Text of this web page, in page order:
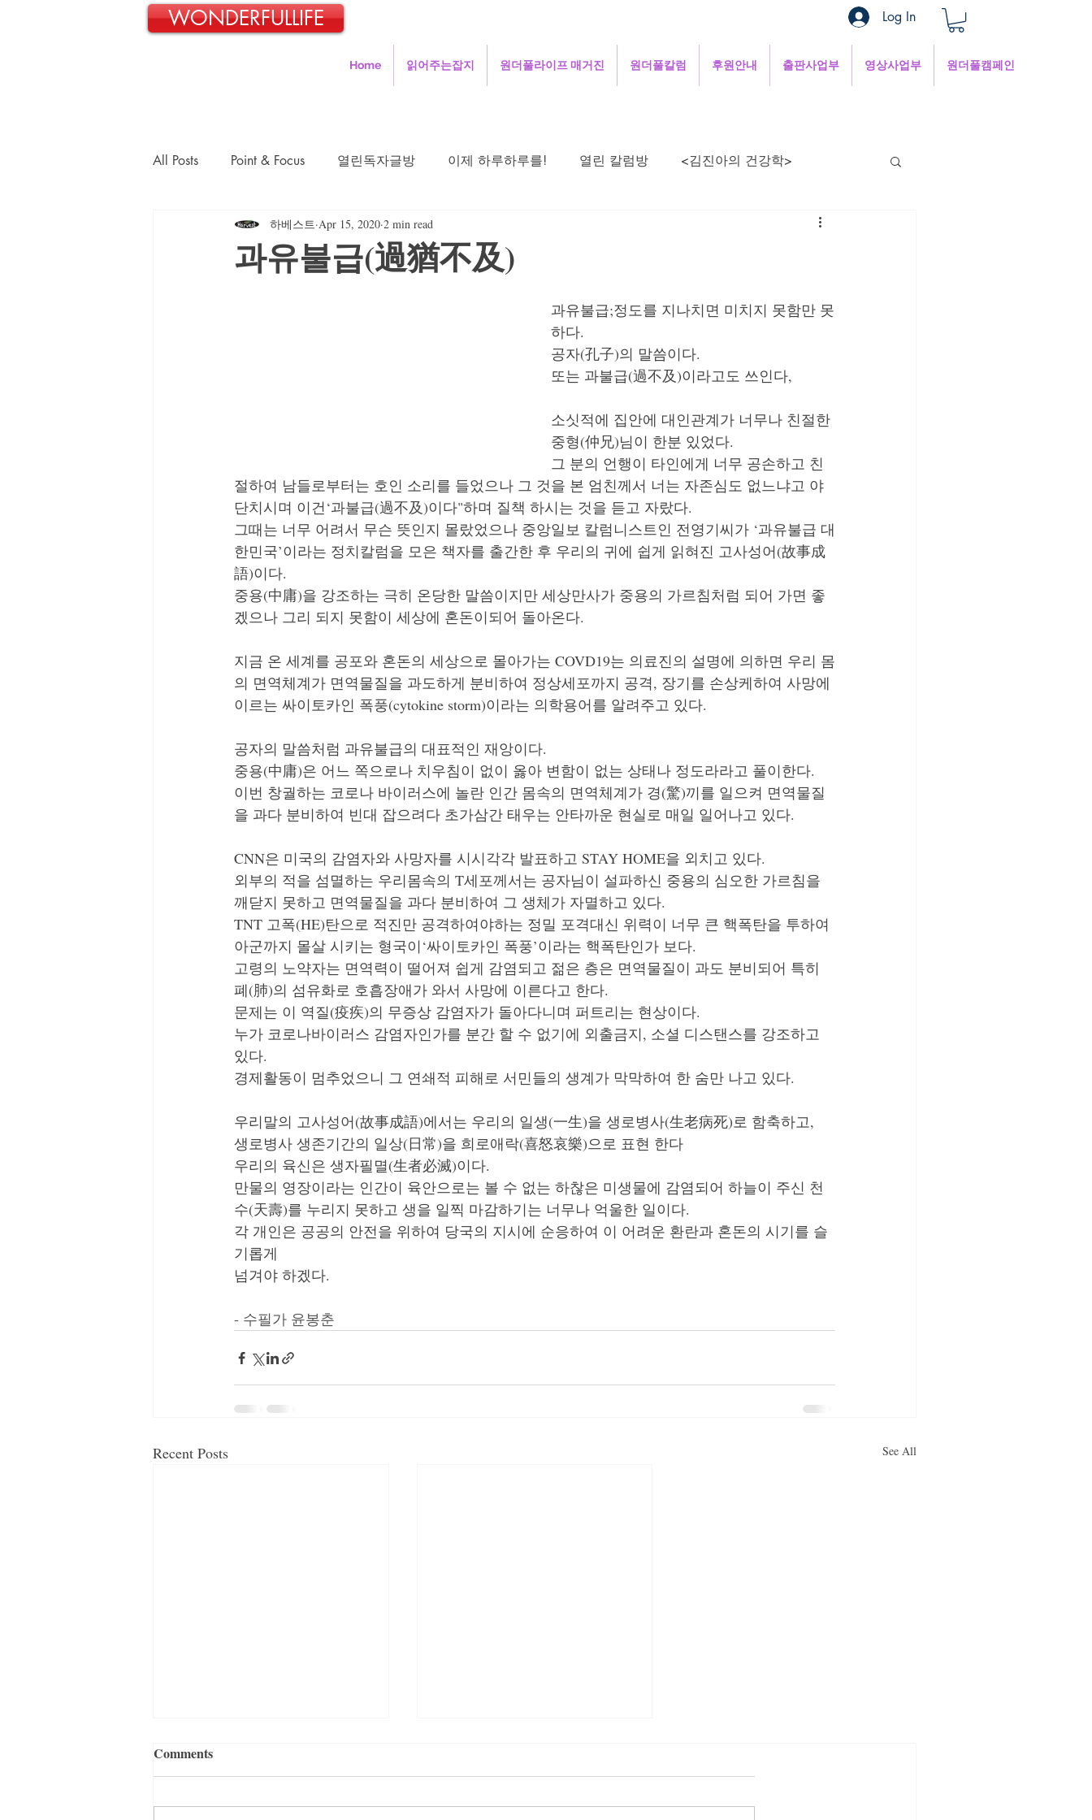
Log In
Home 읽어주는잡지 원더풀라이프 매거진 원더풀칼럼 후원안내 출판사업부 영상사업부 원더풀캠페인
WONDERFULLIFE
All Posts Point & Focus 열린독자글방 이제 하루하루를! 열린 칼럼방 <김진아의 건강학>
일본교포 김민호의 파란신호등 주성철의 세상보기 김용현의 낮은 목소리
오정애의 선교여행일지 민희의 인터넷세상
강석의 떠들썩한 세상 박희성목사의 강단뒤의 고민
과유불급(過猶不及)
하베스트 Apr 15, 2020 2 min read
과유불급;정도를 지나치면 미치지 못함만 못
하다.
공자(孔子)의 말씀이다.
또는 과불급(過不及)이라고도 쓰인다,
소싯적에 집안에 대인관계가 너무나 친절한
중형(仲兄)님이 한분 있었다.
​그 분의 언행이 타인에게 너무 공손하고 친
절하여 남들로부터는 호인 소리를 들었으나 그 것을 본 엄친께서 너는 자존심도 없느냐고 야
단치시며 이건‘과불급(過不及)이다"하며 질책 하시는 것을 듣고 자랐다.
그때는 너무 어려서 무슨 뜻인지 몰랐었으나 중앙일보 칼럼니스트인 전영기씨가 ‘과유불급 대
한민국’이라는 정치칼럼을 모은 책자를 출간한 후 우리의 귀에 쉽게 읽혀진 고사성어(故事成
語)이다.
중용(中庸)을 강조하는 극히 온당한 말씀이지만 세상만사가 중용의 가르침처럼 되어 가면 좋
겠으나 그리 되지 못함이 세상에 혼돈이되어 돌아온다.
지금 온 세계를 공포와 혼돈의 세상으로 몰아가는 COVD19는 의료진의 설명에 의하면 우리 몸
의 면역체계가 면역물질을 과도하게 분비하여 정상세포까지 공격, 장기를 손상케하여 사망에
이르는 싸이토카인 폭풍(cytokine storm)이라는 의학용어를 알려주고 있다.
공자의 말씀처럼 과유불급의 대표적인 재앙이다.
​중용(中庸)은 어느 쪽으로나 치우침이 없이 옳아 변함이 없는 상태나 정도라라고 풀이한다.
이번 창궐하는 코로나 바이러스에 놀란 인간 몸속의 면역체계가 경(驚)끼를 일으켜 면역물질
을 과다 분비하여 빈대 잡으려다 초가삼간 태우는 안타까운 현실로 매일 일어나고 있다.
CNN은 미국의 감염자와 사망자를 시시각각 발표하고 STAY HOME을 외치고 있다.
​외부의 적을 섬멸하는 우리몸속의 T세포께서는 공자님이 설파하신 중용의 심오한 가르침을
깨닫지 못하고 면역물질을 과다 분비하여 그 생체가 자멸하고 있다.
TNT 고폭(HE)탄으로 적진만 공격하여야하는 정밀 포격대신 위력이 너무 큰 핵폭탄을 투하여
아군까지 몰살 시키는 형국이‘싸이토카인 폭풍’이라는 핵폭탄인가 보다.
고령의 노약자는 면역력이 떨어져 쉽게 감염되고 젊은 층은 면역물질이 과도 분비되어 특히
폐(肺)의 섬유화로 호흡장애가 와서 사망에 이른다고 한다.
문제는 이 역질(疫疾)의 무증상 감염자가 돌아다니며 퍼트리는 현상이다.
​누가 코로나바이러스 감염자인가를 분간 할 수 없기에 외출금지, 소셜 디스탠스를 강조하고
있다.
​경제활동이 멈추었으니 그 연쇄적 피해로 서민들의 생계가 막막하여 한 숨만 나고 있다.
​우리말의 고사성어(故事成語)에서는 우리의 일생(一生)을 생로병사(生老病死)로 함축하고,
생로병사 생존기간의 일상(日常)을 희로애락(喜怒哀樂)으로 표현 한다
​우리의 육신은 생자필멸(生者必滅)이다.
만물의 영장이라는 인간이 육안으로는 볼 수 없는 하찮은 미생물에 감염되어 하늘이 주신 천
수(天壽)를 누리지 못하고 생을 일찍 마감하기는 너무나 억울한 일이다.
각 개인은 공공의 안전을 위하여 당국의 지시에 순응하여 이 어려운 환란과 혼돈의 시기를 슬
기롭게
넘겨야 하겠다.
- 수필가 윤봉춘
Recent Posts See All
Comments